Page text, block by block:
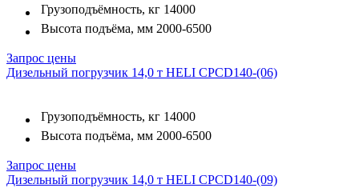
Грузоподъёмность, кг 14000
Высота подъёма, мм 2000-6500
Запрос цены
Дизельный погрузчик 14,0 т HELI CPCD140-(06)
Грузоподъёмность, кг 14000
Высота подъёма, мм 2000-6500
Запрос цены
Дизельный погрузчик 14,0 т HELI CPCD140-(09)